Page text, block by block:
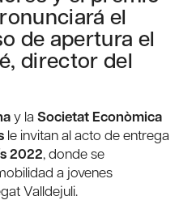
el
de apertura el
director del
y la Societat Econòmica
le invitan al acto de entrega
2022, donde se
a jovenes
Valldejuli.